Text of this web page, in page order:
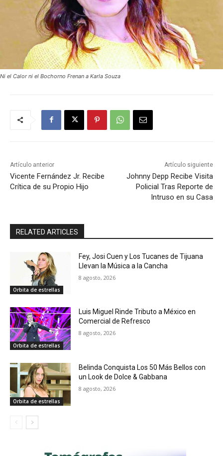
Ni el Calor ni el Bochorno Frenan a Karla Souza
Artículo anterior
Vicente Fernández Jr. Recibe
Crítica de su Propio Hijo
Artículo siguiente
Johnny Depp Recibe Visita
Policial Tras Reporte de
Intruso en su Casa
RELATED ARTICLES
Orbita de estrellas
Fey, Josi Cuen y Los Tucanes de Tijuana
Llevan la Música a la Cancha
8 agosto, 2026
Orbita de estrellas
Luis Miguel Rinde Tributo a México en
Comercial de Refresco
8 agosto, 2026
Orbita de estrellas
Belinda Conquista Los 50 Más Bellos con
un Look de Dolce & Gabbana
8 agosto, 2026